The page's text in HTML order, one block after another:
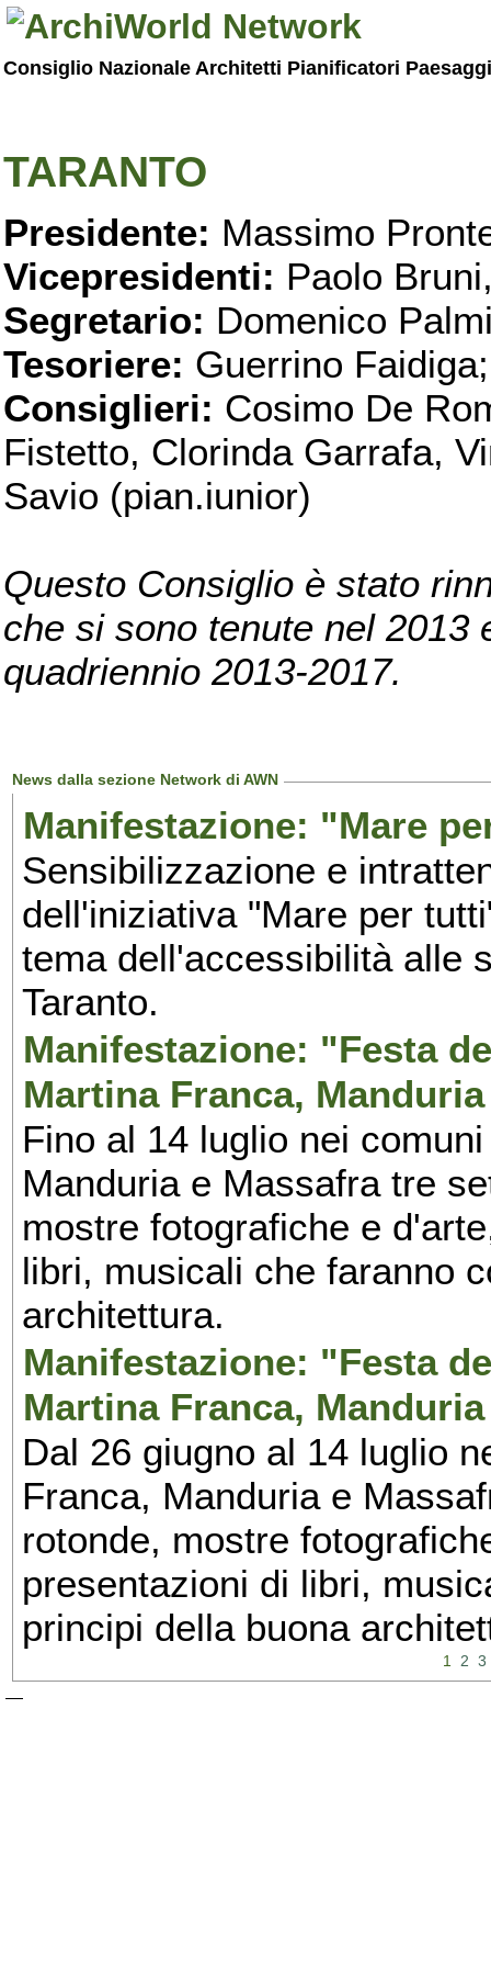
Consiglio Nazionale Architetti Pianificatori
TARANTO
Presidente: Massimo
Vicepresidenti: Paolo
Segretario: Domenico
Tesoriere: Guerrino Faidiga;
Consiglieri: Cosimo De
Fistetto, Clorinda Garrafa,
Savio (pian.iunior)
Questo Consiglio è stato
che si sono tenute nel 2013
quadriennio 2013-2017.
News dalla sezione Network di AWN
Manifestazione: "Mare
Sensibilizzazione e
dell'iniziativa "Mare per
tema dell'accessibilità alle
Taranto.
Manifestazione: "Festa
Martina Franca,
Fino al 14 luglio nei
Manduria e Massafra tre
mostre fotografiche e
libri, musicali che faranno
architettura.
Manifestazione: "Festa
Martina Franca,
Dal 26 giugno al 14 luglio
Franca, Manduria e
rotonde, mostre
presentazioni di libri,
principi della buona
1 2 3